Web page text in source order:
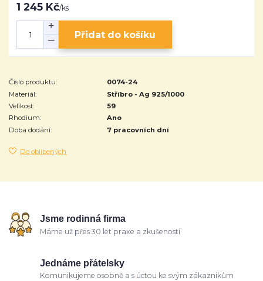
1 245 Kč/ks
Přidat do košíku
Číslo produktu:
0074-24
Materiál:
Stříbro - Ag 925/1000
Velikost:
59
Rhodium:
Ano
Doba dodání:
7 pracovních dní
Do oblíbených
Jsme rodinná firma
Máme už přes 30 let praxe a zkušeností
Jednáme přátelsky
Komunikujeme osobně a s úctou ke svým zákazníkům